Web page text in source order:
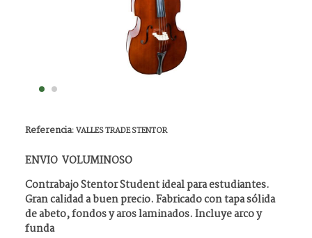
Referencia:VALLES TRADE STENTOR
ENVIO VOLUMINOSO
Contrabajo Stentor Student ideal para estudiantes.
Gran calidad a buen precio. Fabricado con tapa sólida
de abeto, fondos y aros laminados. Incluye arco y
funda